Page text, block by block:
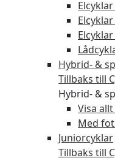
Hybrid- &
Tillbaks till
Hybrid- &
Visa
Med
Juniorcyklar
Tillbaks till